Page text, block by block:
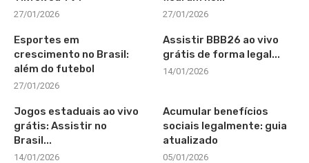
27/01/2026 27/01/2026
Esportes em
crescimento no Brasil:
além do futebol
27/01/2026
Assistir BBB26 ao vivo
grátis de forma legal...
14/01/2026
Jogos estaduais ao vivo
grátis: Assistir no
Brasil...
14/01/2026
Acumular benefícios
sociais legalmente: guia
atualizado
05/01/2026